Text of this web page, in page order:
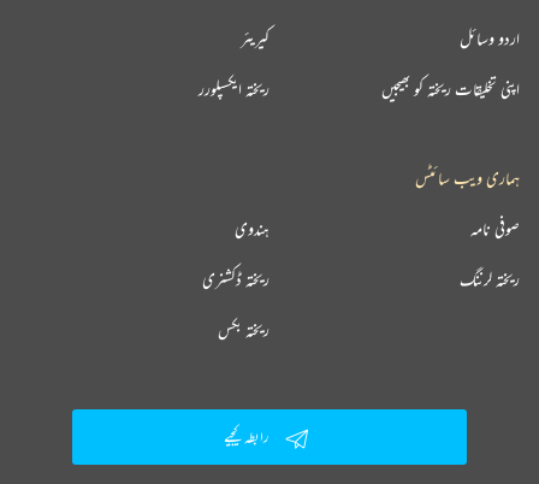
اردو وسائل
اپنی تخلیقات ریختہ کو بھیجیں
کیریئر
ریختہ ایکسپلورر
ہماری ویب سائٹس
ہندوی صوفی نامہ
ریختہ ڈکشنری ریختہ لرننگ
ریختہ بکس
رابطہ کیجیے